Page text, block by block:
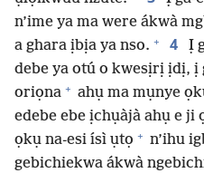
n’ime ya ma were ákwà
a ghara ịbịa ya nso. + 4 Ị
debe ya otú o kwesịrị ịdị, ị
oriọna + ahụ ma mụnye
edebe ebe ịchụàjà ahụ e
ọkụ na-esi ísì ụtọ + n’ihu
gebichiekwa ákwà